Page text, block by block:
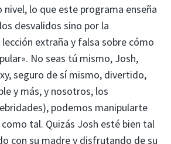
nivel, lo que este programa enseña
desvalidos sino por la
extraña y falsa sobre cómo
No seas tú mismo, Josh,
seguro de sí mismo, divertido,
y más, y nosotros, los
podemos manipularte
tal. Quizás Josh esté bien tal
con su madre y disfrutando de su